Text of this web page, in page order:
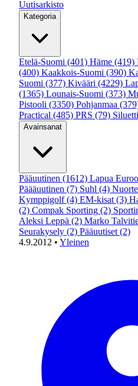
Uutisarkisto
Kategoria
Etelä-Suomi (401) Häme (419)
(400) Kaakkois-Suomi (390)
Suomi (377) Kivääri (4229)
(1365) Lounais-Suomi (373)
Pistooli (3350) Pohjanmaa
Practical (485) PRS (79) Siluetti
Avainsanat
Pääuutinen (1612) Lapua
Päääuutinen (7) Suhl (4)
Kymppigolf (4) EM-kisat (3)
(2) Compak Sporting (2)
Aleksi Leppä (2) Marko
Seurakysely (2) Pääuutiset (2)
4.9.2012 • Yleinen